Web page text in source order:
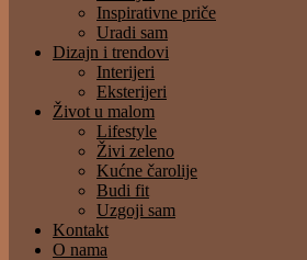
Inspirativne priče
Uradi sam
Dizajn i trendovi
Interijeri
Eksterijeri
Život u malom
Lifestyle
Živi zeleno
Kućne čarolije
Budi fit
Uzgoji sam
Kontakt
O nama